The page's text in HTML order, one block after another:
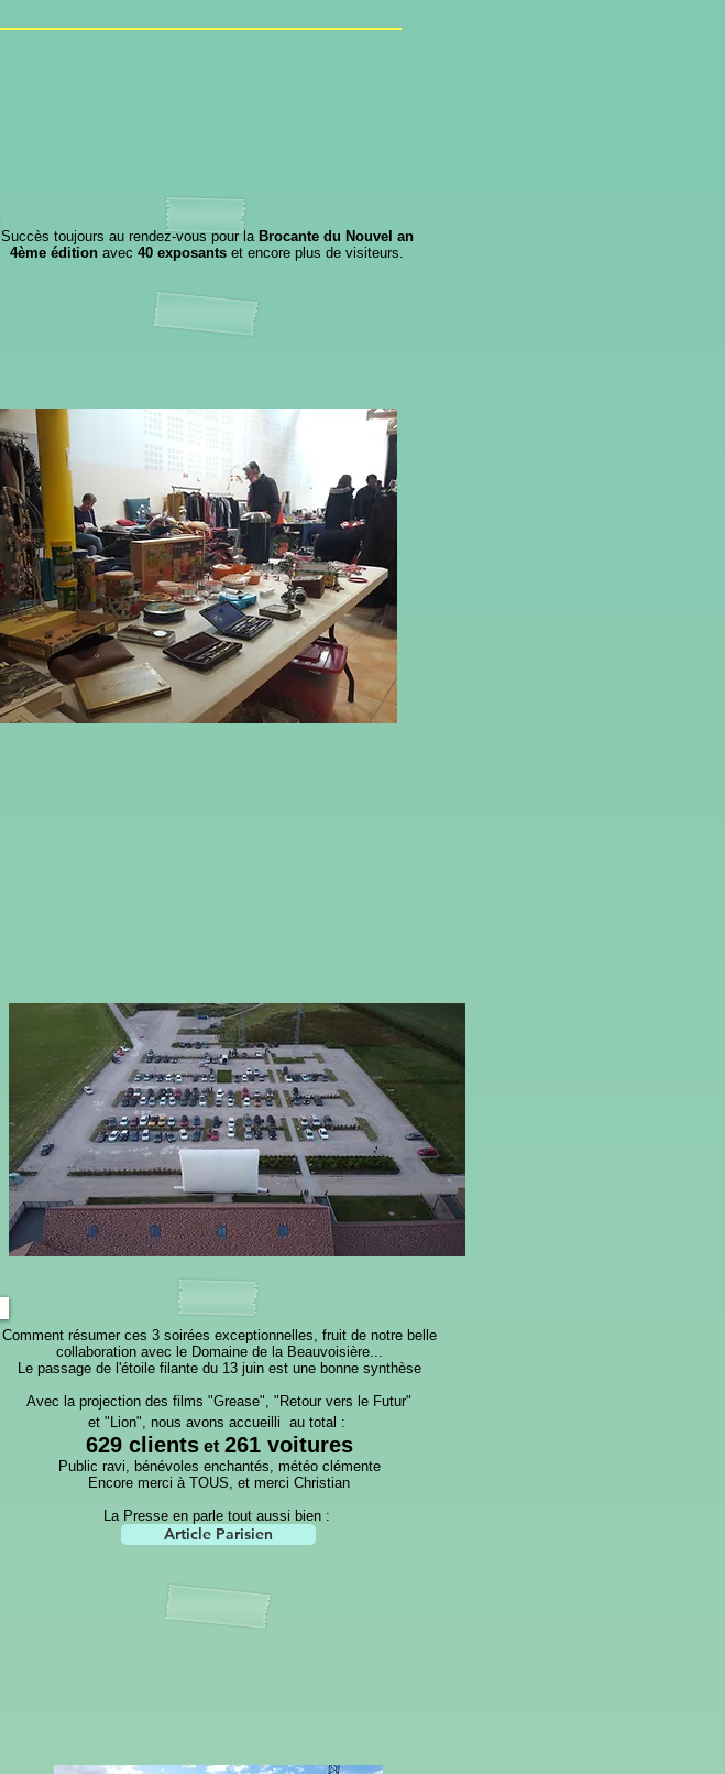
Succès toujours au rendez-vous pour la Brocante du Nouvel an
4ème édition avec 40 exposants et encore plus de visiteurs.
Comment résumer ces 3 soirées exceptionnelles, fruit de notre belle
collaboration avec le Domaine de la Beauvoisière...
Le passage de l'étoile filante du 13 juin est une bonne synthèse
Avec la projection des films "Grease", "Retour vers le Futur"
et "Lion", nous avons accueilli au total :
629 clientset 261 voitures
Public ravi, bénévoles enchantés, météo clémente
Encore merci à TOUS, et merci Christian
La Presse en parle tout aussi bien :
Article Parisien